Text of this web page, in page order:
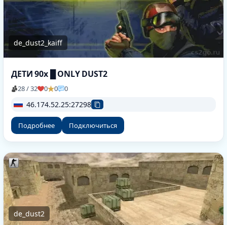
de_dust2_kaiff
ДЕТИ 90х █ ONLY DUST2
28 / 32 0 0 0
46.174.52.25:27298
Подробнее Подключиться
de_dust2